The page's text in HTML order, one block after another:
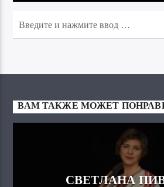
ВАМ ТАКЖЕ МОЖЕТ
СВЕТЛАНА